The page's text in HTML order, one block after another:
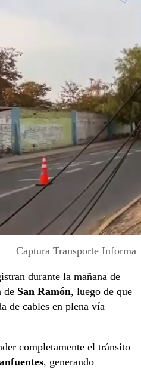
Captura Transporte Informa
durante la mañana de
de San Ramón, luego de que
de cables en plena vía
completamente el tránsito
, generando